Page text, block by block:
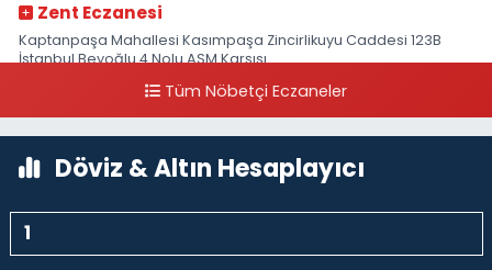
Zent Eczanesi
Kaptanpaşa Mahallesi Kasımpaşa Zincirlikuyu Caddesi 123B
İstanbul Beyoğlu 4 Nolu ASM Karşısı
0 (212) 297 96 92 Yol Tarifi Al
Tüm Nöbetçi Eczaneler
Döviz & Altın Hesaplayıcı